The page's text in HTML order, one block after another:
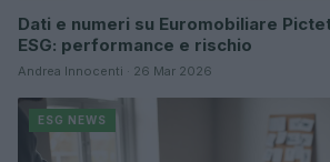
Dati e numeri su Euromobiliare
ESG: performance e rischio
Andrea Innocenti · 26 Mar 2026
ESG NEWS